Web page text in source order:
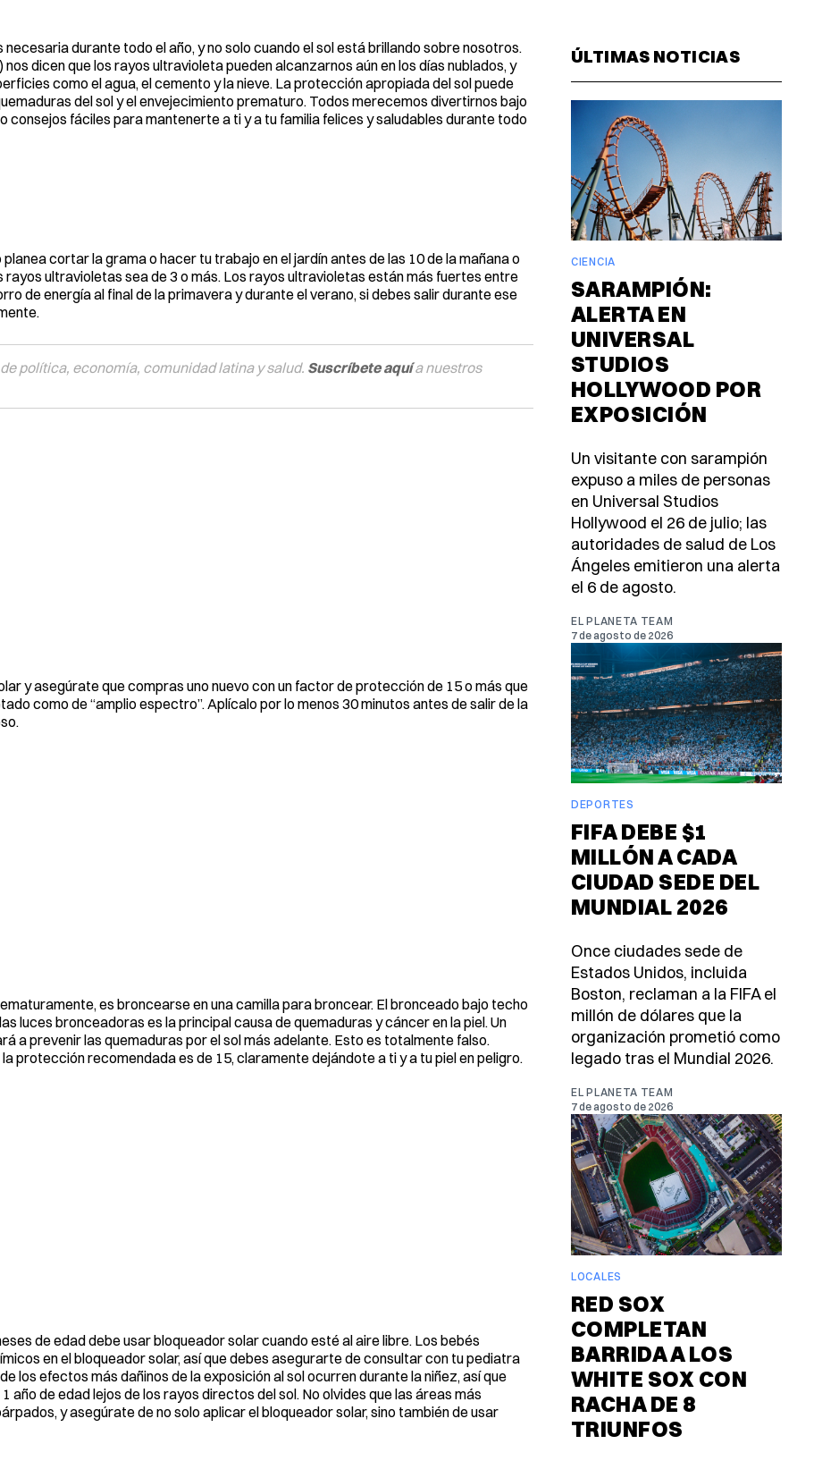
durante todo el año, y no solo cuando el sol está brillando sobre nosotros.
dicen que los rayos ultravioleta pueden alcanzarnos aún en los días nublados, y
como el agua, el cemento y la nieve. La protección apropiada del sol puede
del sol y el envejecimiento prematuro. Todos merecemos divertirnos bajo
fáciles para mantenerte a ti y a tu familia felices y saludables durante todo
cortar la grama o hacer tu trabajo en el jardín antes de las 10 de la mañana o
rayos ultravioletas sea de 3 o más. Los rayos ultravioletas están más fuertes entre
de energía al final de la primavera y durante el verano, si debes salir durante ese
política, economía, comunidad latina y salud. Suscríbete aquía nuestros
y asegúrate que compras uno nuevo con un factor de protección de 15 o más que
como de “amplio espectro”. Aplícalo por lo menos 30 minutos antes de salir de la
es broncearse en una camilla para broncear. El bronceado bajo techo
luces bronceadoras es la principal causa de quemaduras y cáncer en la piel. Un
a prevenir las quemaduras por el sol más adelante. Esto es totalmente falso.
protección recomendada es de 15, claramente dejándote a ti y a tu piel en peligro.
de edad debe usar bloqueador solar cuando esté al aire libre. Los bebés
en el bloqueador solar, así que debes asegurarte de consultar con tu pediatra
los efectos más dañinos de la exposición al sol ocurren durante la niñez, así que
de edad lejos de los rayos directos del sol. No olvides que las áreas más
y asegúrate de no solo aplicar el bloqueador solar, sino también de usar
ÚLTIMAS NOTICIAS
CIENCIA
SARAMPIÓN:
ALERTA EN
UNIVERSAL
STUDIOS
HOLLYWOOD POR
EXPOSICIÓN
Un visitante con sarampión
expuso a miles de personas
en Universal Studios
Hollywood el 26 de julio; las
autoridades de salud de Los
Ángeles emitieron una alerta
el 6 de agosto.
EL PLANETA TEAM
7 de agosto de 2026
DEPORTES
FIFA DEBE $1
MILLÓN A CADA
CIUDAD SEDE DEL
MUNDIAL 2026
Once ciudades sede de
Estados Unidos, incluida
Boston, reclaman a la FIFA el
millón de dólares que la
organización prometió como
legado tras el Mundial 2026.
EL PLANETA TEAM
7 de agosto de 2026
LOCALES
RED SOX
COMPLETAN
BARRIDA A LOS
WHITE SOX CON
RACHA DE 8
TRIUNFOS